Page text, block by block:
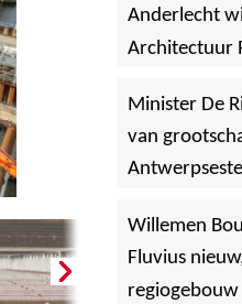
Anderlecht
Architectuur
Minister De
van
Willemen
Fluvius